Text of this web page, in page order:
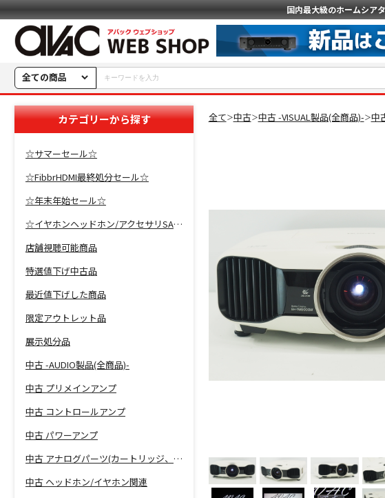
国内最大級のホームシア
全ての商品
カテゴリーから探す
☆サマーセール☆
☆FibbrHDMI最終処分セール☆
☆年末年始セール☆
☆イヤホンヘッドホン/アクセサリSALE☆
店舗視聴可能商品
特選値下げ中古品
最近値下げした商品
限定アウトレット品
展示処分品
中古 -AUDIO製品(全商品)-
中古 プリメインアンプ
中古 コントロールアンプ
中古 パワーアンプ
中古 アナログパーツ(カートリッジ、シェル等)
中古 ヘッドホン/イヤホン関連
全て＞中古＞中古 -VISUAL製品(全商品)-＞中